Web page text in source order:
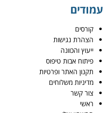
עמודים
קורסים
הצהרת נגישות
ייעוץ והכוונה
פיתוח אבות טיפוס
תקנון האתר ופרטיות
מדיניות משלוחים
צור קשר
ראשי